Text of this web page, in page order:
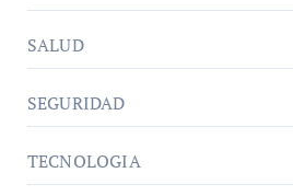
SALUD
SEGURIDAD
TECNOLOGIA